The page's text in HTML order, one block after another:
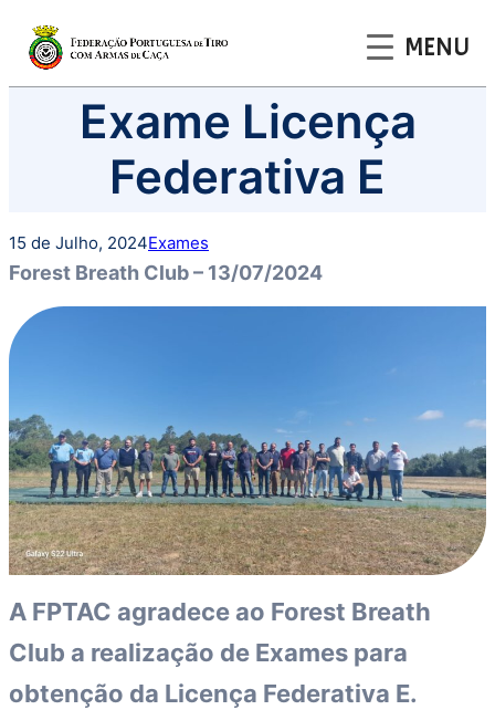
MENU
Exame Licença
Federativa E
15 de Julho, 2024Exames
Forest Breath Club – 13/07/2024
A FPTAC agradece ao Forest Breath
Club a realização de Exames para
obtenção da Licença Federativa E.